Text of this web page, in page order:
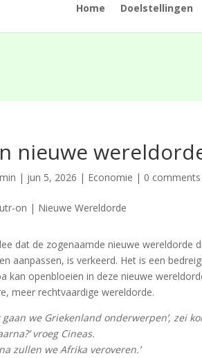
Home Doelstellingen
nieuwe
| jun 5, 2026 | Economie | 0 comments
dat de zogenaamde nieuwe wereldorde
aanpassen, is verkeerd. Het is een
kan openbloeien in deze nieuwe
meer rechtvaardige wereldorde.
gaan we Griekenland onderwerpen’, zei
vroeg Cineas.
zullen we Afrika veroveren.’